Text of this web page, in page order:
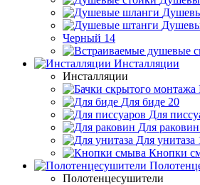
Черный 14
Инсталляции
Инсталляции
Для биде 20
Для
Для раковин
Для унитаза
Кнопки
Полотенцесушители